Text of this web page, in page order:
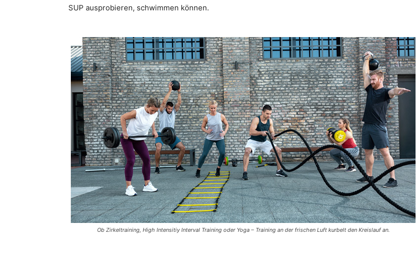
SUP ausprobieren, schwimmen können.
Ob Zirkeltraining, High Intensitiy Interval Training oder Yoga – Training an der frischen Luft kurbelt den Kreislauf an.